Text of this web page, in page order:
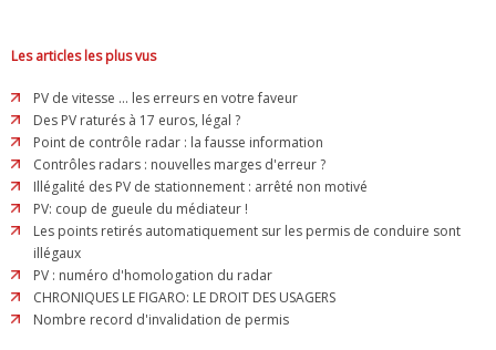
Les articles les plus vus
PV de vitesse ... les erreurs en votre faveur
Des PV raturés à 17 euros, légal ?
Point de contrôle radar : la fausse information
Contrôles radars : nouvelles marges d'erreur ?
Illégalité des PV de stationnement : arrêté non motivé
PV: coup de gueule du médiateur !
Les points retirés automatiquement sur les permis de conduire sont
illégaux
PV : numéro d'homologation du radar
CHRONIQUES LE FIGARO: LE DROIT DES USAGERS
Nombre record d'invalidation de permis